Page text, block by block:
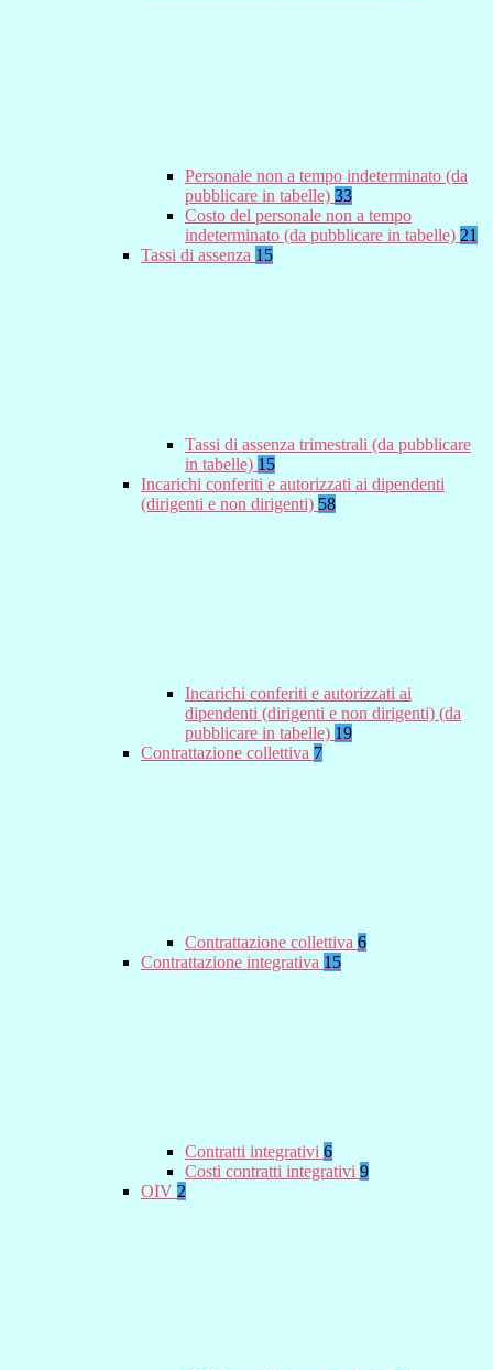
Personale non a tempo indeterminato (da
pubblicare in tabelle) 33
Costo del personale non a tempo
indeterminato (da pubblicare in tabelle) 21
Tassi di assenza 15
Tassi di assenza trimestrali (da pubblicare
in tabelle) 15
Incarichi conferiti e autorizzati ai dipendenti
(dirigenti e non dirigenti) 58
Incarichi conferiti e autorizzati ai
dipendenti (dirigenti e non dirigenti) (da
pubblicare in tabelle) 19
Contrattazione collettiva 7
Contrattazione collettiva 6
Contrattazione integrativa 15
Contratti integrativi 6
Costi contratti integrativi 9
OIV 2